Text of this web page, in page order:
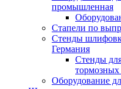
промышленная
Стапели по
Стенды
Германия
Стенды
тормозных
Оборудование